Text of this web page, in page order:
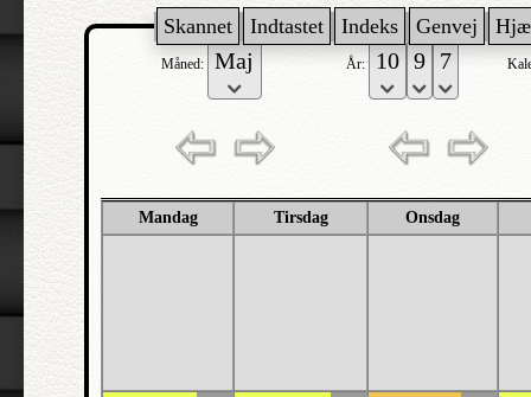
Skannet Indtastet Indeks Genvej
Måned: År:
Mandag Tirsdag Onsdag